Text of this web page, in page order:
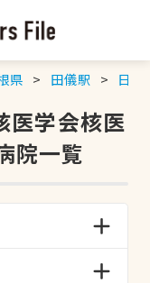
県 田儀駅 日本
医学会核医
院一覧